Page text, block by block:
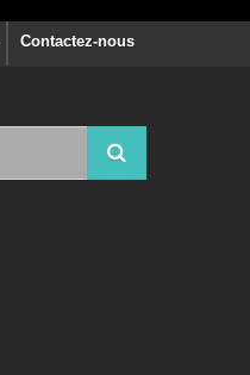
Contactez-nous